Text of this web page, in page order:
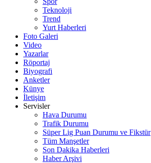
Teknoloji
Trend
Yurt Haberleri
Foto Galeri
Video
Yazarlar
Röportaj
Biyografi
Anketler
Künye
İletişim
Servisler
Hava Durumu
Trafik Durumu
Süper Lig Puan Durumu ve Fikstür
Tüm Manşetler
Son Dakika Haberleri
Haber Arşivi